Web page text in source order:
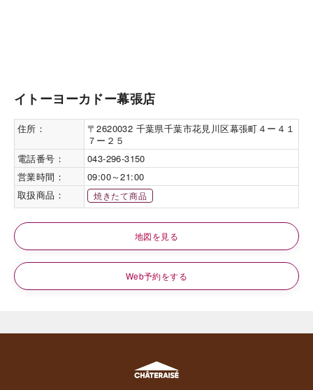
イトーヨーカドー幕張店
住所：
〒2620032 千葉県千葉市花見川区幕張町４ー４１
７ー２５
電話番号：
043-296-3150
営業時間：
09:00～21:00
取扱商品：
焼きたて商品
地図を見る
Web予約をする